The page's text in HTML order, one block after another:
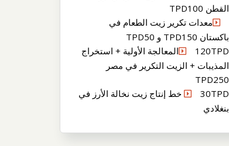
القطن TPD100
معدات تكرير زيت الطعام في
باكستان TPD150 و TPD50
120TPDالمعالجة الأولية + استخراج
المذيبات + الزيت التكرير في مصر
TPD250
30TPD خط إنتاج زيت نخالة الأرز في
بنغلادي